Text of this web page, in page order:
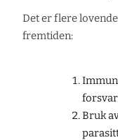
Det er flere
fremtiden:
Bruk